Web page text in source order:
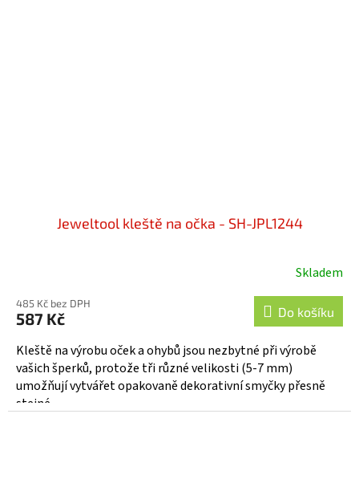
Jeweltool kleště na očka - SH-JPL1244
Skladem
485 Kč bez DPH
587 Kč Do košíku
Kleště na výrobu oček a ohybů jsou nezbytné při výrobě
vašich šperků, protože tři různé velikosti (5-7 mm)
umožňují vytvářet opakovaně dekorativní smyčky přesně
stejné...